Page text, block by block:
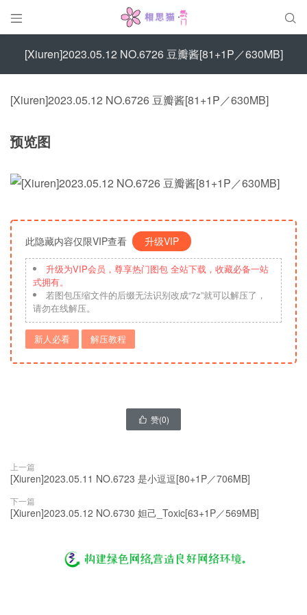
 
[Xiuren]2023.05.12 NO.6726 豆瓣酱[81+1P／630MB]
[Xiuren]2023.05.12 NO.6726 豆瓣酱[81+1P／630MB]
预览图
此隐藏内容仅限VIP查看 升级VIP
升级为VIP会员，尊享热门图包 全站下载，收藏必备一站
式拥有。
若图包压缩文件的后缀无法识别改成“7z”就可以解压了，
请勿在线解压。
新人必看 解压教程
 赞(0)
上一篇
[Xiuren]2023.05.11 NO.6723 是小逗逗[80+1P／706MB]
下一篇
[Xiuren]2023.05.12 NO.6730 妲己_Toxic[63+1P／569MB]